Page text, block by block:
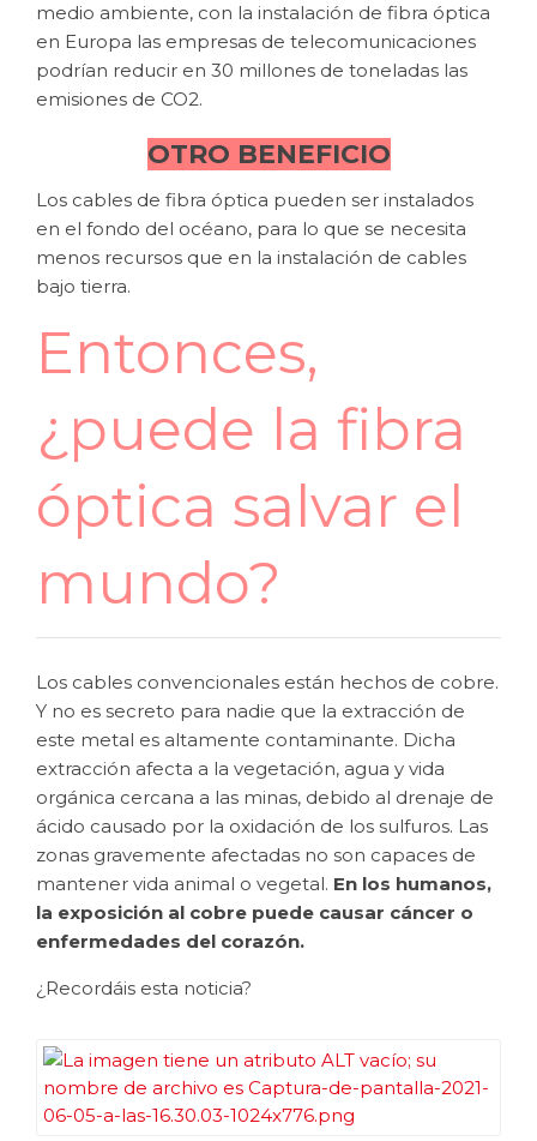
medio ambiente, con la instalación de fibra óptica
en Europa las empresas de telecomunicaciones
podrían reducir en 30 millones de toneladas las
emisiones de CO2.
OTRO BENEFICIO
Los cables de fibra óptica pueden ser instalados
en el fondo del océano, para lo que se necesita
menos recursos que en la instalación de cables
bajo tierra.
Entonces,
¿puede la fibra
óptica salvar el
mundo?
Los cables convencionales están hechos de cobre.
Y no es secreto para nadie que la extracción de
este metal es altamente contaminante. Dicha
extracción afecta a la vegetación, agua y vida
orgánica cercana a las minas, debido al drenaje de
ácido causado por la oxidación de los sulfuros. Las
zonas gravemente afectadas no son capaces de
mantener vida animal o vegetal. En los humanos,
la exposición al cobre puede causar cáncer o
enfermedades del corazón.
¿Recordáis esta noticia?